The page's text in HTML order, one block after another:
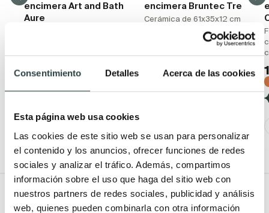
Consentimiento Detalles Acerca de las cookies
Esta página web usa cookies
Las cookies de este sitio web se usan para personalizar
el contenido y los anuncios, ofrecer funciones de redes
sociales y analizar el tráfico. Además, compartimos
información sobre el uso que haga del sitio web con
nuestros partners de redes sociales, publicidad y análisis
web, quienes pueden combinarla con otra información
encimera Art and Bath
Aure
94,74€
−10%
encimera Bruntec Tre
Cerámica de 61x35x12 cm
114,26€
Todo Muebles de baño